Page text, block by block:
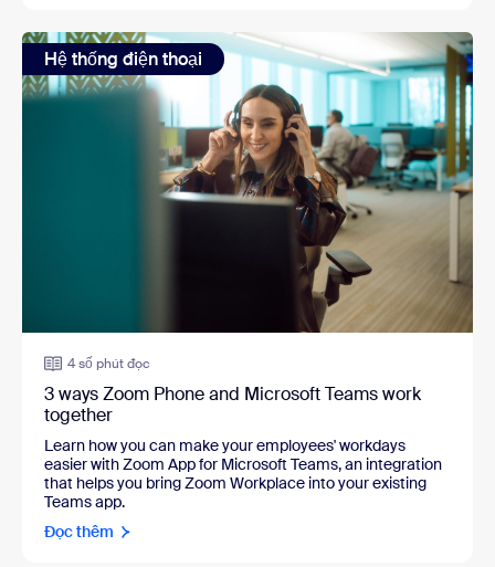
Hệ thống điện thoại
4 số phút đọc
3 ways Zoom Phone and Microsoft Teams work
together
Learn how you can make your employees' workdays
easier with Zoom App for Microsoft Teams, an integration
that helps you bring Zoom Workplace into your existing
Teams app.
Đọc thêm